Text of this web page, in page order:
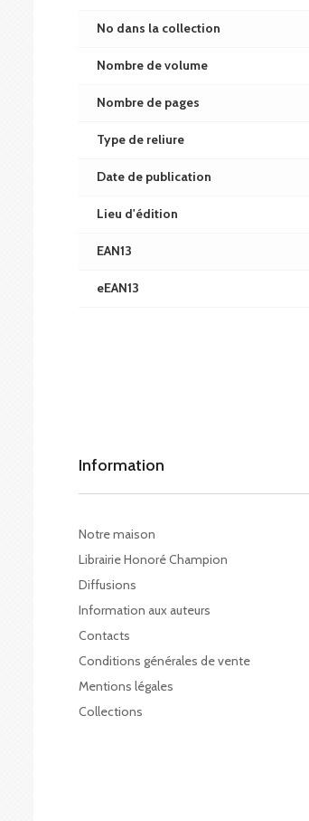
No dans la collection
Nombre de volume
Nombre de pages
Type de reliure
Date de publication
Lieu d'édition
EAN13
eEAN13
Information
Notre maison
Librairie Honoré Champion
Diffusions
Information aux auteurs
Contacts
Conditions générales de vente
Mentions légales
Collections